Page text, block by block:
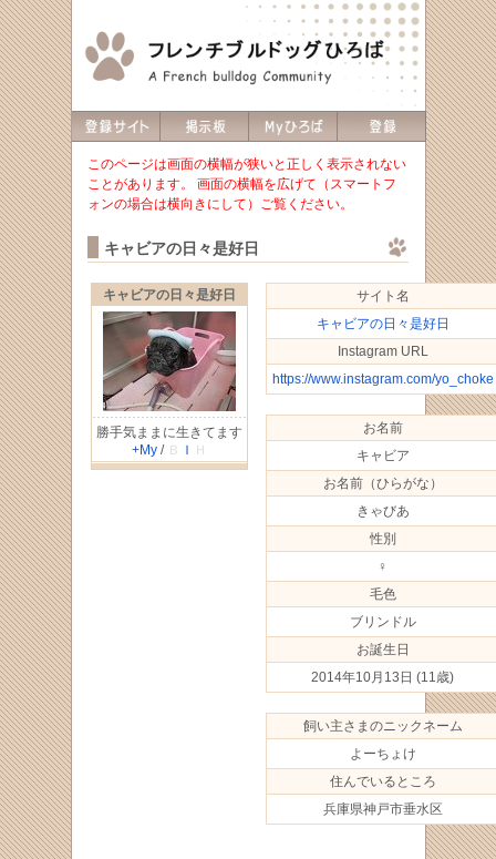
このページは画面の横幅が狭いと正しく表示されない
ことがあります。 画面の横幅を広げて（スマートフ
ォンの場合は横向きにして）ご覧ください。
キャビアの日々是好日
キャビアの日々是好日
勝手気ままに生きてます
+My/ Ｂ Ｉ Ｈ
サイト名
キャビアの日々是好日
Instagram URL
https://www.instagram.com/yo_choke
お名前
キャビア
お名前（ひらがな）
きゃびあ
性別
♀
毛色
ブリンドル
お誕生日
2014年10月13日 (11歳)
飼い主さまのニックネーム
よーちょけ
住んでいるところ
兵庫県神戸市垂水区